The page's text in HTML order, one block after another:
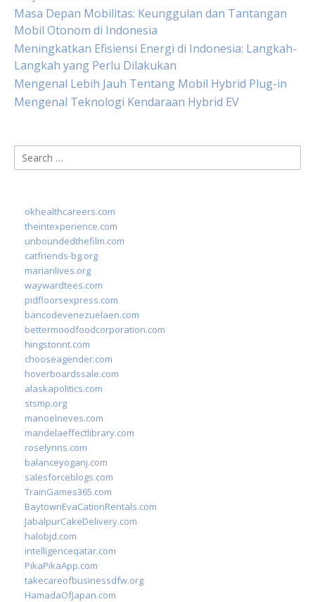
Masa Depan Mobilitas: Keunggulan dan Tantangan
Mobil Otonom di Indonesia
Meningkatkan Efisiensi Energi di Indonesia: Langkah-
Langkah yang Perlu Dilakukan
Mengenal Lebih Jauh Tentang Mobil Hybrid Plug-in
Mengenal Teknologi Kendaraan Hybrid EV
Search
for:
okhealthcareers.com
theintexperience.com
unboundedthefilm.com
catfriends-bg.org
marianlives.org
waywardtees.com
pidfloorsexpress.com
bancodevenezuelaen.com
bettermoodfoodcorporation.com
hingstonnt.com
chooseagender.com
hoverboardssale.com
alaskapolitics.com
stsmp.org
manoelneves.com
mandelaeffectlibrary.com
roselynns.com
balanceyoganj.com
salesforceblogs.com
TrainGames365.com
BaytownEvaCationRentals.com
JabalpurCakeDelivery.com
halobjd.com
intelligenceqatar.com
PikaPikaApp.com
takecareofbusinessdfw.org
HamadaOfJapan.com